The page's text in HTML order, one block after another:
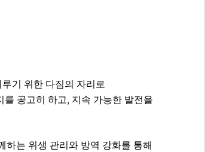
기 위한 다짐의 자리로
를 공고히 하고, 지속 가능한 발전을
하는 위생 관리와 방역 강화를 통해